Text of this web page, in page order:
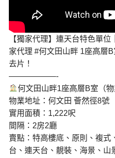
【獨家代理】連天台特色單位
家代理 #何文田山畔1座高層B
去片！
——————-
何文田山畔1座高層B室（
物業地址：何文田 薈然徑8號
實用面積：1,222呎
間隔：2房2廳
賣點：特高樓底、原則、複式
台、連天台、靚裝、海景、山